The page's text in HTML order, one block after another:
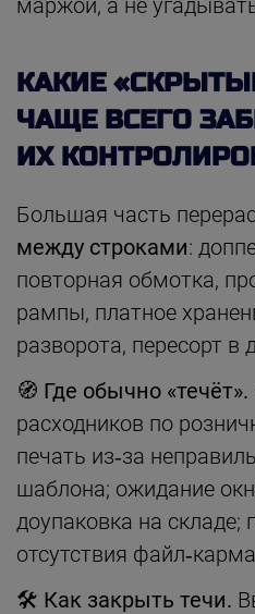
КАКИЕ
ЧАЩЕ ВСЕГО
ИХ
Большая часть
между строками:
повторная обмотка,
рампы, платное
разворота, пересорт в
🧭 Где обычно «течёт».
расходников по
печать из‑за
шаблона; ожидание
доупаковка на складе;
отсутствия
🛠 Как закрыть течи.